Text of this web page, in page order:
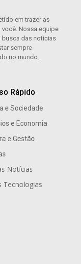
em trazer as
Nossa equipe
busca das notícias
sempre
no mundo.
Rápido
e Sociedade
e Economia
e Gestão
Notícias
Tecnologias